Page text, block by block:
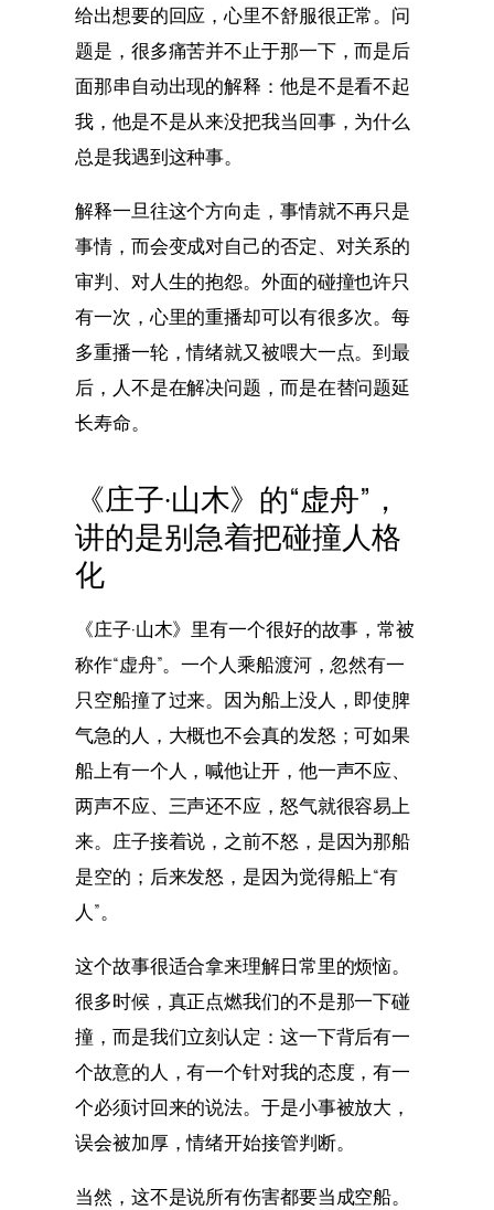
给出想要的回应，心里不舒服很正常。问
题是，很多痛苦并不止于那一下，而是后
面那串自动出现的解释：他是不是看不起
我，他是不是从来没把我当回事，为什么
总是我遇到这种事。
解释一旦往这个方向走，事情就不再只是
事情，而会变成对自己的否定、对关系的
审判、对人生的抱怨。外面的碰撞也许只
有一次，心里的重播却可以有很多次。每
多重播一轮，情绪就又被喂大一点。到最
后，人不是在解决问题，而是在替问题延
长寿命。
《庄子·山木》的“虚舟”，
讲的是别急着把碰撞人格
化
《庄子·山木》里有一个很好的故事，常被
称作“虚舟”。一个人乘船渡河，忽然有一
只空船撞了过来。因为船上没人，即使脾
气急的人，大概也不会真的发怒；可如果
船上有一个人，喊他让开，他一声不应、
两声不应、三声还不应，怒气就很容易上
来。庄子接着说，之前不怒，是因为那船
是空的；后来发怒，是因为觉得船上“有
人”。
这个故事很适合拿来理解日常里的烦恼。
很多时候，真正点燃我们的不是那一下碰
撞，而是我们立刻认定：这一下背后有一
个故意的人，有一个针对我的态度，有一
个必须讨回来的说法。于是小事被放大，
误会被加厚，情绪开始接管判断。
当然，这不是说所有伤害都要当成空船。